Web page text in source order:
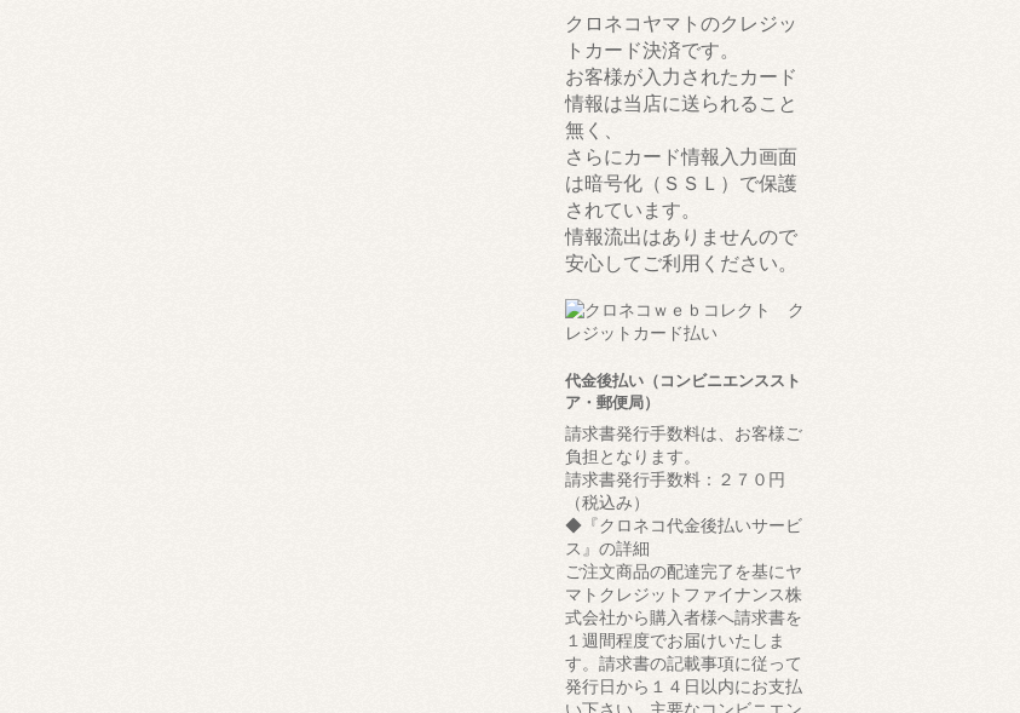
クロネコヤマトのクレジッ
トカード決済です。
お客様が入力されたカード
情報は当店に送られること
無く、
さらにカード情報入力画面
は暗号化（ＳＳＬ）で保護
されています。
情報流出はありませんので
安心してご利用ください。
代金後払い（コンビニエンススト
ア・郵便局）
請求書発行手数料は、お客様ご
負担となります。
請求書発行手数料：２７０円
（税込み）
◆『クロネコ代金後払いサービ
ス』の詳細
ご注文商品の配達完了を基にヤ
マトクレジットファイナンス株
式会社から購入者様へ請求書を
１週間程度でお届けいたしま
す。請求書の記載事項に従って
発行日から１４日以内にお支払